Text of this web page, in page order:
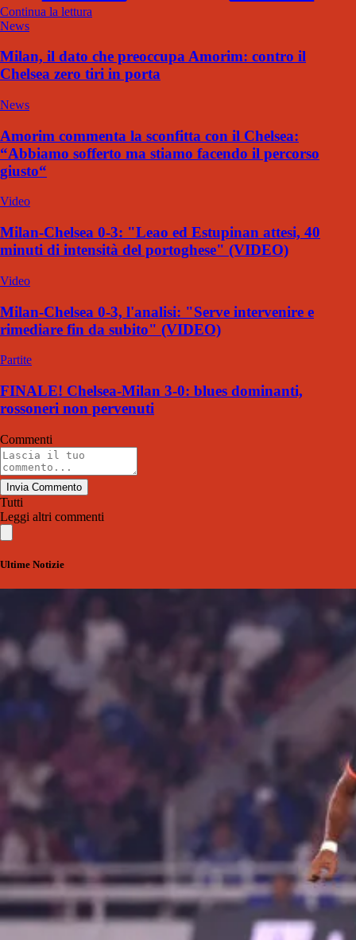
Continua la lettura
News
Milan, il dato che preoccupa Amorim: contro il
Chelsea zero tiri in porta
News
Amorim commenta la sconfitta con il Chelsea:
“Abbiamo sofferto ma stiamo facendo il percorso
giusto“
Video
Milan-Chelsea 0-3: "Leao ed Estupinan attesi, 40
minuti di intensità del portoghese" (VIDEO)
Video
Milan-Chelsea 0-3, l'analisi: "Serve intervenire e
rimediare fin da subito" (VIDEO)
Partite
FINALE! Chelsea-Milan 3-0: blues dominanti,
rossoneri non pervenuti
Commenti
Invia Commento
Tutti
Leggi altri commenti
Ultime Notizie